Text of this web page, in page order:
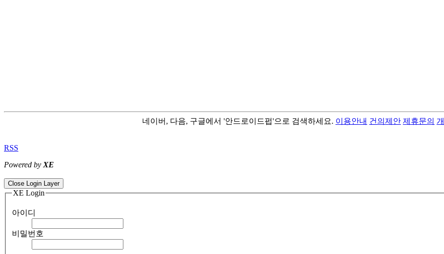
네이버, 다음, 구글에서 '안드로이드펍'으로 검색하세요. 이용안내 건의제안 제휴문의
RSS
Powered by XE
Close Login Layer
XE Login
아이디
비밀번호